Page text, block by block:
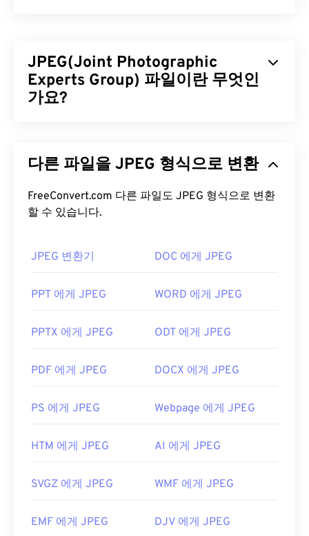
JPEG(Joint Photographic
Experts Group) 파일이란 무엇인
가요?
파일 형식입니다. JPEG가 제공하는 뛰어난 압축률
가 비교적 작아 인터넷 전송 및 웹사이트 사용에 매우
적합합니다. 저희의
더 나은 압축률이 필요하다면JPG를 WebP로
일 형식입니다.
JPEG 파일을 인식하고 열 수 있습니다. JPEG 파일을
선택하여 파일을 열려면 마우스 오른쪽 버튼을 클릭
JPEG 파일은
과 같은 인기 웹 브라우저,
Apple Preview와 같은 Mac OS 애플리케이션에서
개발: Joint Photographic Experts Group
다른 파일을 JPEG 형식으로 변환
FreeConvert.com 다른 파일도 JPEG 형식으로 변환
할 수 있습니다.
JPEG 변환기 DOC 에게 JPEG
PPT 에게 JPEG WORD 에게 JPEG
PPTX 에게 JPEG ODT 에게 JPEG
PDF 에게 JPEG DOCX 에게 JPEG
PS 에게 JPEG Webpage 에게 JPEG
HTM 에게 JPEG AI 에게 JPEG
SVGZ 에게 JPEG WMF 에게 JPEG
EMF 에게 JPEG DJV 에게 JPEG